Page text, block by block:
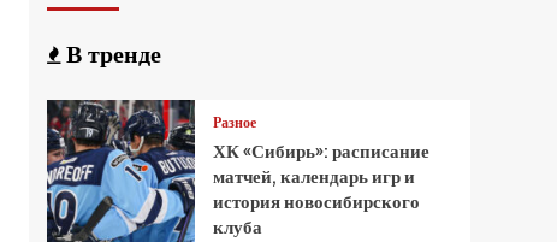
В тренде
Разное
ХК «Сибирь»: расписание
матчей, календарь игр и
история новосибирского
клуба